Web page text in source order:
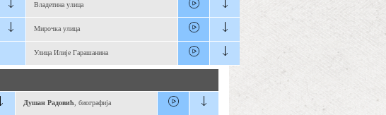
Владетина улица
Мирочка улица
Улица Илије Гарашанина
Душан Радовић , биографија